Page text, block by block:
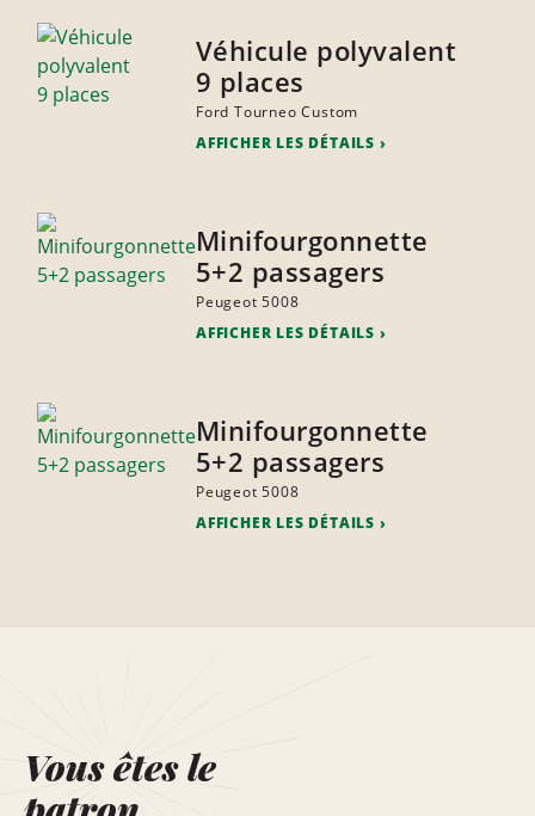
Véhicule polyvalent
9 places
Ford Tourneo Custom
AFFICHER LES DÉTAILS
Minifourgonnette
5+2 passagers
Peugeot 5008
AFFICHER LES DÉTAILS
Minifourgonnette
5+2 passagers
Peugeot 5008
AFFICHER LES DÉTAILS
Vous êtes le